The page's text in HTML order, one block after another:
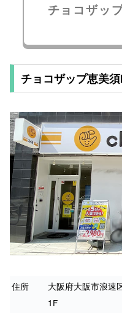
チョコザッ
チョコザップ恵美
住所
大阪府大阪市浪速
1F